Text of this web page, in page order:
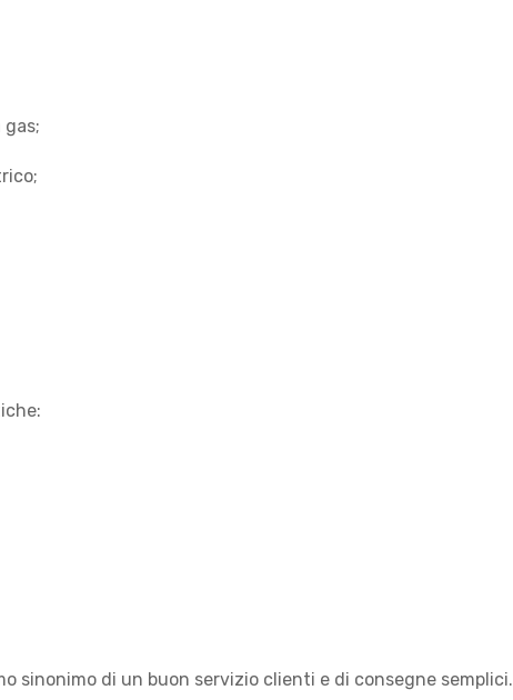
gas;
sinonimo di un buon servizio clienti e di consegne semplici.